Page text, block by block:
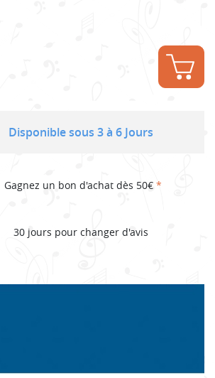
Disponible sous 3 à 6 Jours
Gagnez un bon d'achat dès 50€ *
30 jours pour changer d'avis